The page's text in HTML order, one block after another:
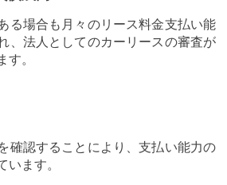
る場合も月々のリース料金支払い能
、法人としてのカーリースの審査が
す。
確認することにより、支払い能力の
います。